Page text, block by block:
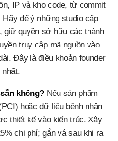
IP và kho code, từ commit
Hãy để ý những studio cấp
giữ quyền sở hữu các thành
truy cập mã nguồn vào
Đây là điều khoản founder
nhất.
không? Nếu sản phẩm
hoặc dữ liệu bệnh nhân
thiết kế vào kiến trúc. Xây
chi phí; gắn vá sau khi ra